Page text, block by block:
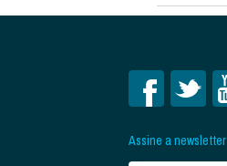
Assine a newsletter